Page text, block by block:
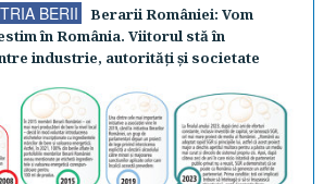
BERII
Berarii României: Vom
în România. Viitorul stă în
industrie, autorităţi şi societate